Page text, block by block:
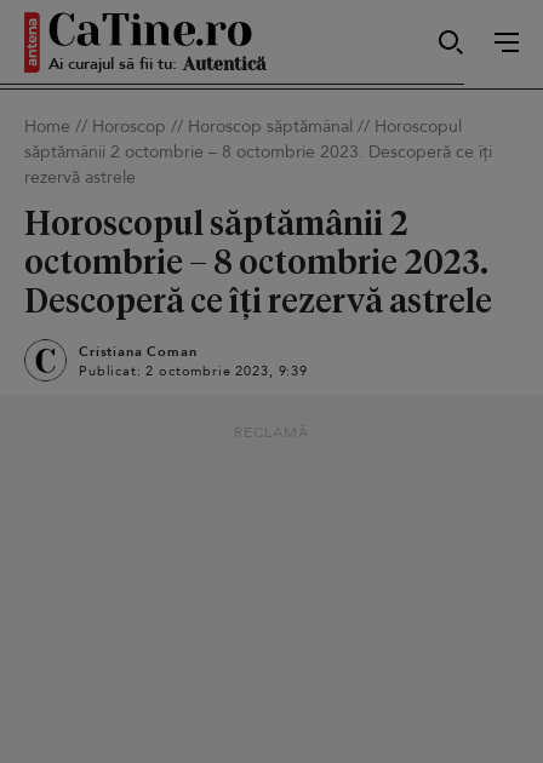
Ai curajul să fii tu: Sexy
Smart
Home // Horoscop // Horoscop săptămânal // Horoscopul
săptămânii 2 octombrie – 8 octombrie 2023. Descoperă ce îți
rezervă astrele
Horoscopul săptămânii 2
octombrie – 8 octombrie 2023.
Descoperă ce îți rezervă astrele
Cristiana Coman
Publicat: 2 octombrie 2023, 9:39
RECLAMĂ